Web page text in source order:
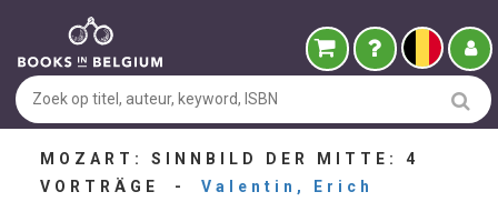
MOZART: SINNBILD DER MITTE: 4
VORTRÄGE - Valentin, Erich